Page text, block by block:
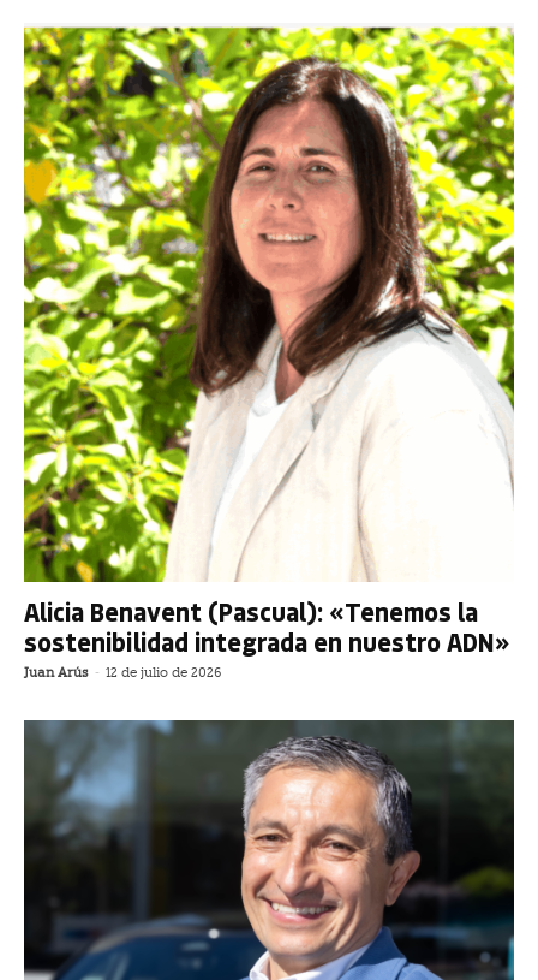
Alicia Benavent (Pascual): «Tenemos la
sostenibilidad integrada en nuestro ADN»
Juan Arús - 12 de julio de 2026